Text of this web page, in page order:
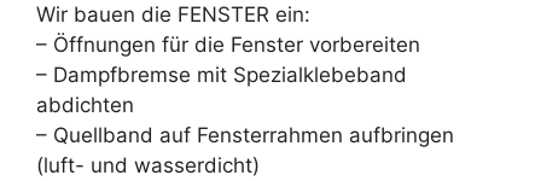
Wir bauen die FENSTER ein:
– Öffnungen für die Fenster vorbereiten
– Dampfbremse mit Spezialklebeband
abdichten
– Quellband auf Fensterrahmen aufbringen
(luft- und wasserdicht)